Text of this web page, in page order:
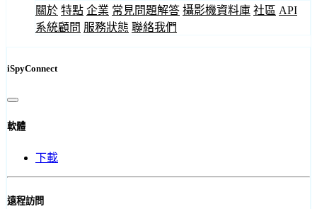
關於 特點 企業 常見問題解答 攝影機資料庫 社區 API
系統顧問 服務狀態 聯絡我們
iSpyConnect
軟體
下載
遠程訪問